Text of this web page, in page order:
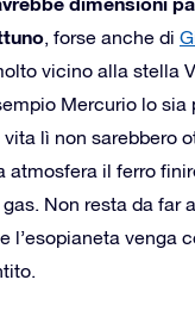
, forse anche di
vicino alla stella
Mercurio lo sia
lì non sarebbero
atmosfera il ferro
Non resta da far
l’esopianeta venga